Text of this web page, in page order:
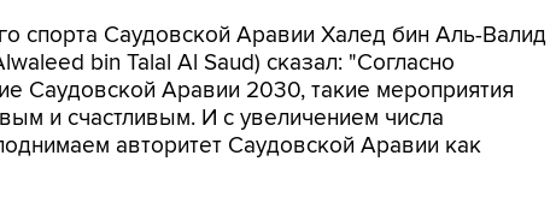
спорта Саудовской Аравии Халед бин Аль-Валид
bin Talal Al Saud) сказал: "Согласно
Саудовской Аравии 2030, такие мероприятия
и счастливым. И с увеличением числа
авторитет Саудовской Аравии как